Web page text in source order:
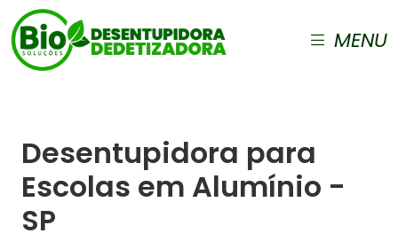
MENU
Desentupidora para
Escolas em Alumínio -
SP